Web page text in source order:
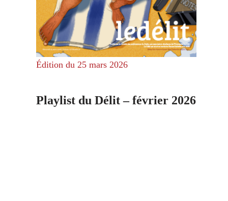
Édition du 25 mars 2026
Playlist du Délit – février 2026